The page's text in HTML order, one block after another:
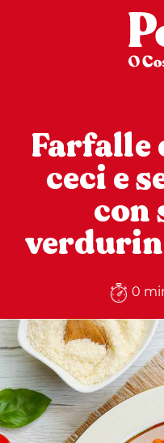
Farfalle
ceci e
con
0